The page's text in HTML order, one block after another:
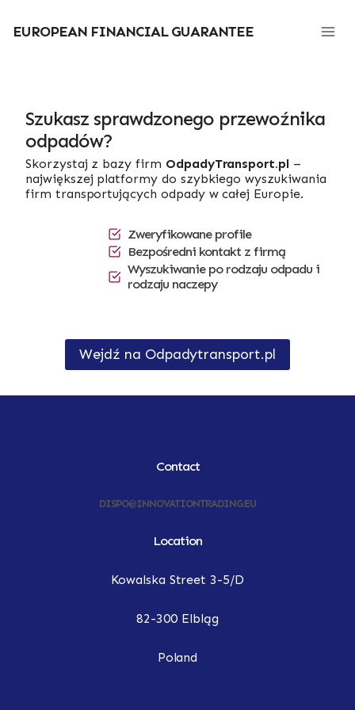
treści
EUROPEAN FINANCIAL GUARANTEE
Szukasz sprawdzonego przewoźnika
odpadów?
Skorzystaj z bazy firm OdpadyTransport.pl–
największej platformy do szybkiego wyszukiwania
firm transportujących odpady w całej Europie.
Zweryfikowane profile
Bezpośredni kontakt z firmą
Wyszukiwanie po rodzaju odpadu i
rodzaju naczepy
Wejdź na Odpadytransport.pl
Contact
DISPO@INNOVATIONTRADING.EU
Location
Kowalska Street 3-5/D
82-300 Elbląg
Poland